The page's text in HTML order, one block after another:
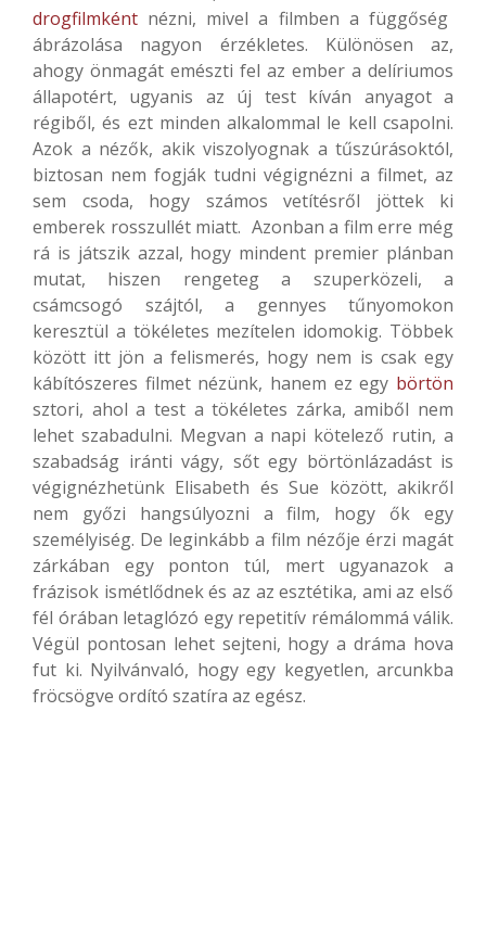
drogfilmként nézni, mivel a filmben a függőség
ábrázolása nagyon érzékletes. Különösen az,
ahogy önmagát emészti fel az ember a delíriumos
állapotért, ugyanis az új test kíván anyagot a
régiből, és ezt minden alkalommal le kell csapolni.
Azok a nézők, akik viszolyognak a tűszúrásoktól,
biztosan nem fogják tudni végignézni a filmet, az
sem csoda, hogy számos vetítésről jöttek ki
emberek rosszullét miatt. Azonban a film erre még
rá is játszik azzal, hogy mindent premier plánban
mutat, hiszen rengeteg a szuperközeli, a
csámcsogó szájtól, a gennyes tűnyomokon
keresztül a tökéletes mezítelen idomokig. Többek
között itt jön a felismerés, hogy nem is csak egy
kábítószeres filmet nézünk, hanem ez egy börtön
sztori, ahol a test a tökéletes zárka, amiből nem
lehet szabadulni. Megvan a napi kötelező rutin, a
szabadság iránti vágy, sőt egy börtönlázadást is
végignézhetünk Elisabeth és Sue között, akikről
nem győzi hangsúlyozni a film, hogy ők egy
személyiség. De leginkább a film nézője érzi magát
zárkában egy ponton túl, mert ugyanazok a
frázisok ismétlődnek és az az esztétika, ami az első
fél órában letaglózó egy repetitív rémálommá válik.
Végül pontosan lehet sejteni, hogy a dráma hova
fut ki. Nyilvánvaló, hogy egy kegyetlen, arcunkba
fröcsögve ordító szatíra az egész.